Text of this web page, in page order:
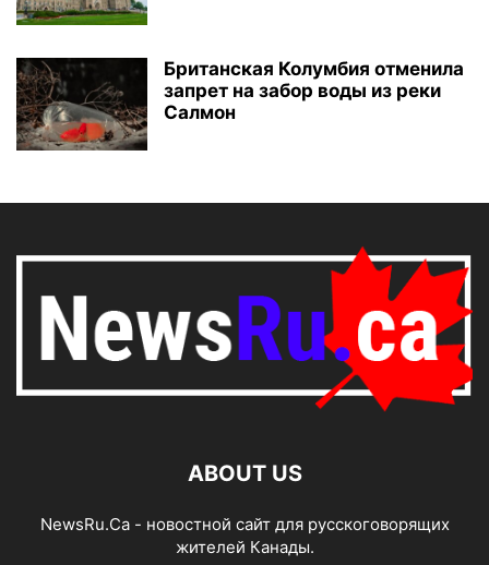
Британская Колумбия отменила
запрет на забор воды из реки
Салмон
ABOUT US
NewsRu.Ca - новостной сайт для русскоговорящих
жителей Канады.